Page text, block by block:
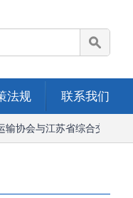
法规 联系我们
协会与江苏省综合交通运输